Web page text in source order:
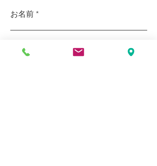
お名前
ご連絡先（メールorお電話番号）